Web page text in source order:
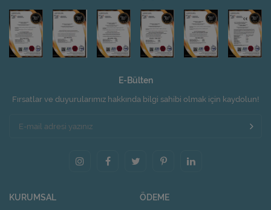
E-Bülten
Fırsatlar ve duyurularımız hakkında bilgi sahibi olmak için kaydolun!
KURUMSAL ÖDEME